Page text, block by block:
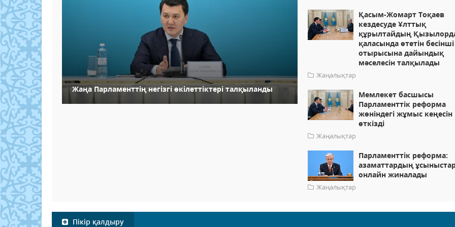
Жаңа Парламенттің негізгі өкілеттіктері талқыланды
Қасым-Жомарт Тоқаев
кездесуде Ұлттық
құрылтайдың
қаласында өтетін бесінші
отырысына дайындық
мәселесін талқылады
Жаңалықтар
Мемлекет басшысы
Парламенттік реформа
жөніндегі жұмыс кеңесін
өткізді
Жаңалықтар
Парламенттік реформа:
азаматтардың
онлайн жиналады
Жаңалықтар
Пікір қалдыру